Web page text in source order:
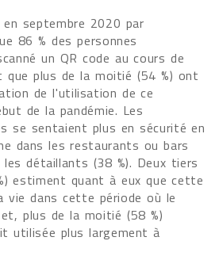
septembre 2020 par
86 % des personnes
un QR code au cours de
que plus de la moitié (54 %) ont
de l'utilisation de ce
de la pandémie. Les
se sentaient plus en sécurité en
dans les restaurants ou bars
les détaillants (38 %). Deux tiers
estiment quant à eux que cette
vie dans cette période où le
plus de la moitié (58 %)
utilisée plus largement à